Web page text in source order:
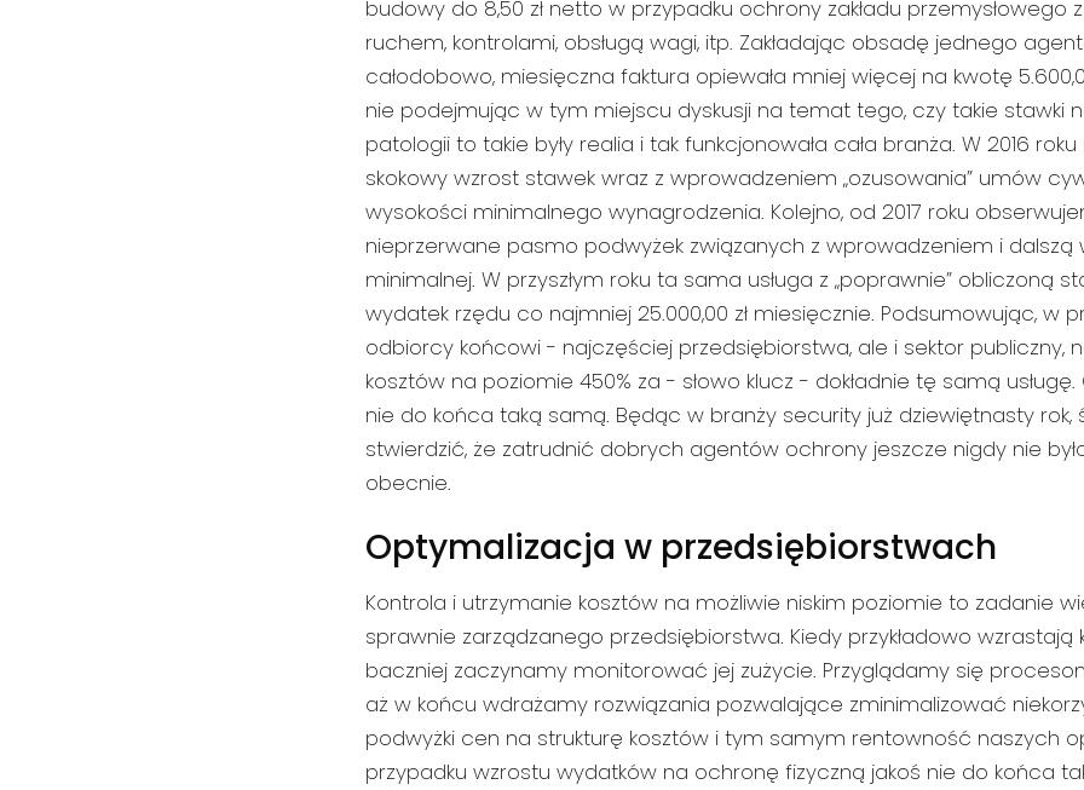
budowy do 8,50 zł netto w przypadku ochrony zakładu przemysłowego
ruchem, kontrolami, obsługą wagi, itp. Zakładając obsadę jednego
całodobowo, miesięczna faktura opiewała mniej więcej na kwotę
nie podejmując w tym miejscu dyskusji na temat tego, czy takie stawki
patologii to takie były realia i tak funkcjonowała cała branża. W 2016
skokowy wzrost stawek wraz z wprowadzeniem „ozusowania” umów
wysokości minimalnego wynagrodzenia. Kolejno, od 2017 roku
nieprzerwane pasmo podwyżek związanych z wprowadzeniem i dalszą
minimalnej. W przyszłym roku ta sama usługa z „poprawnie” obliczoną
wydatek rzędu co najmniej 25.000,00 zł miesięcznie. Podsumowując, w
odbiorcy końcowi - najczęściej przedsiębiorstwa, ale i sektor publiczny,
kosztów na poziomie 450% za - słowo klucz - dokładnie tę samą
nie do końca taką samą. Będąc w branży security już dziewiętnasty rok,
stwierdzić, że zatrudnić dobrych agentów ochrony jeszcze nigdy nie
obecnie.
Optymalizacja w przedsiębiorstwach
Kontrola i utrzymanie kosztów na możliwie niskim poziomie to zadanie
sprawnie zarządzanego przedsiębiorstwa. Kiedy przykładowo wzrastają
baczniej zaczynamy monitorować jej zużycie. Przyglądamy się
aż w końcu wdrażamy rozwiązania pozwalające zminimalizować
podwyżki cen na strukturę kosztów i tym samym rentowność naszych
przypadku wzrostu wydatków na ochronę fizyczną jakoś nie do końca